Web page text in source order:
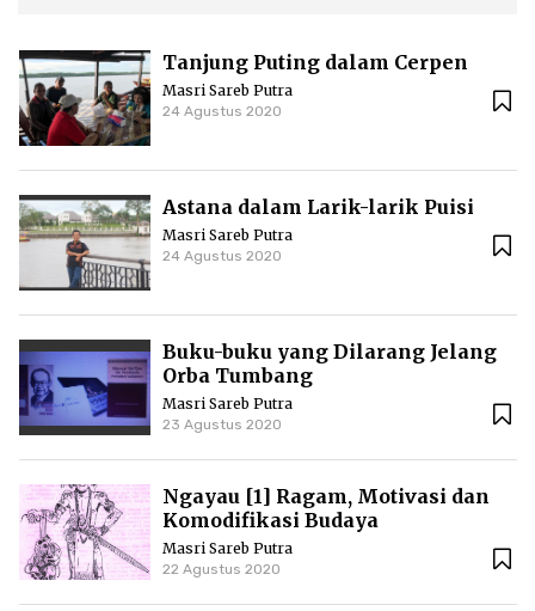
Tanjung Puting dalam Cerpen
Masri Sareb Putra
24 Agustus 2020
Astana dalam Larik-larik Puisi
Masri Sareb Putra
24 Agustus 2020
Buku-buku yang Dilarang Jelang
Orba Tumbang
Masri Sareb Putra
23 Agustus 2020
Ngayau [1] Ragam, Motivasi dan
Komodifikasi Budaya
Masri Sareb Putra
22 Agustus 2020